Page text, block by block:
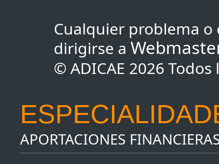
Cualquier problema
dirigirse a
© ADICAE 2026
APORTACIONES